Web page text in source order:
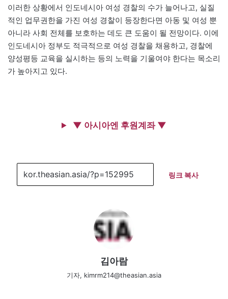
이러한 상황에서 인도네시아 여성 경찰의 수가 늘어나고, 실질
적인 업무권한을 가진 여성 경찰이 등장한다면 아동 및 여성 뿐
아니라 사회 전체를 보호하는 데도 큰 도움이 될 전망이다. 이에
인도네시아 정부도 적극적으로 여성 경찰을 채용하고, 경찰에
양성평등 교육을 실시하는 등의 노력을 기울여야 한다는 목소리
가 높아지고 있다.
▼ 아시아엔 후원계좌 ▼
링크 복사
김아람
기자, kimrm214@theasian.asia